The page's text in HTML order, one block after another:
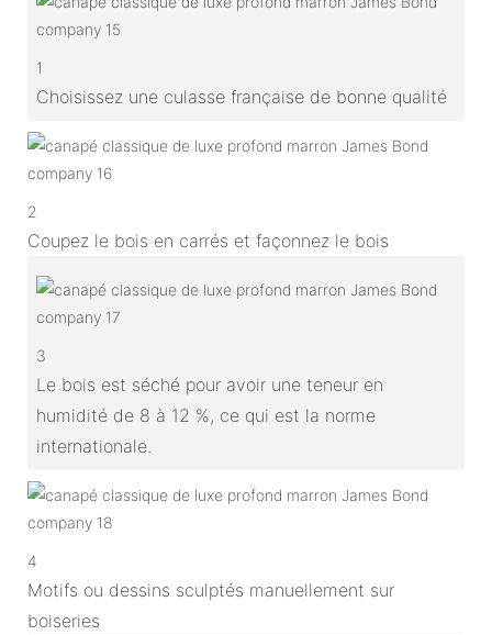
1
Choisissez une culasse française de bonne qualité
2
Coupez le bois en carrés et façonnez le bois
3
Le bois est séché pour avoir une teneur en
humidité de 8 à 12 %, ce qui est la norme
internationale.
4
Motifs ou dessins sculptés manuellement sur
boiseries